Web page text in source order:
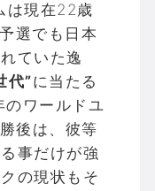
は現在22歳
選でも日本
ていた逸
代”に当たる
ワールドユ
後は、彼等
事だけが強
の現状もそ